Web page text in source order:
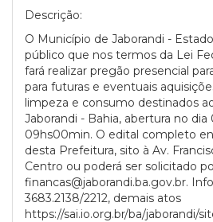
Descrição:
O Município de Jaborandi -
público que nos termos da Lei
fará realizar pregão presencial
para futuras e eventuais
limpeza e consumo destinados
Jaborandi - Bahia, abertura no
09hs00min. O edital completo
desta Prefeitura, sito à Av.
Centro ou poderá ser solicitado
financas@jaborandi.ba.gov.br.
3683.2138/2212, demais atos
https://sai.io.org.br/ba/jaborandi/